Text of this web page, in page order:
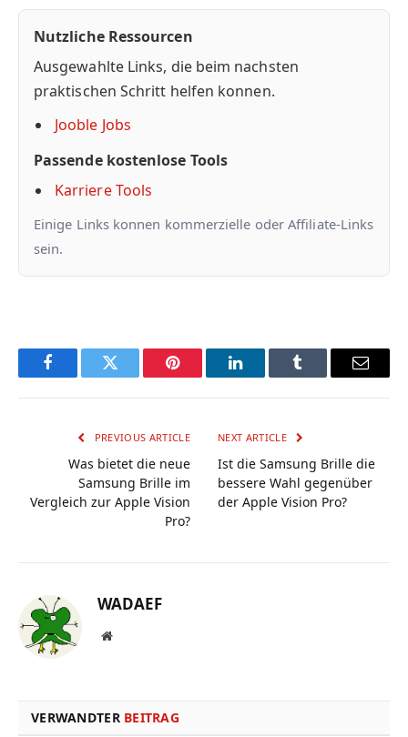
Nutzliche Ressourcen
Ausgewahlte Links, die beim nachsten
praktischen Schritt helfen konnen.
Jooble Jobs
Passende kostenlose Tools
Karriere Tools
Einige Links konnen kommerzielle oder Affiliate-Links
sein.
FacebookTwitter Pinterest LinkedInTumblr Email
PREVIOUS ARTICLE
Was bietet die neue
Samsung Brille im
Vergleich zur Apple Vision
Pro?
NEXT ARTICLE
Ist die Samsung Brille die
bessere Wahl gegenüber
der Apple Vision Pro?
WADAEF
Website
VERWANDTER BEITRAG